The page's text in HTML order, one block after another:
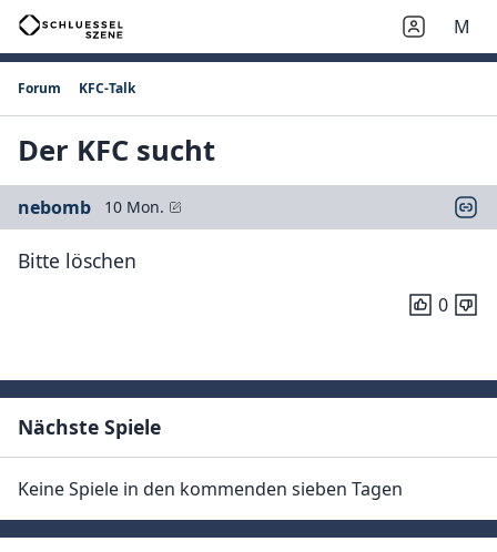
M
Forum KFC-Talk
Der KFC sucht
nebomb 10 Mon.
Bitte löschen
0
Nächste Spiele
Keine Spiele in den kommenden sieben Tagen